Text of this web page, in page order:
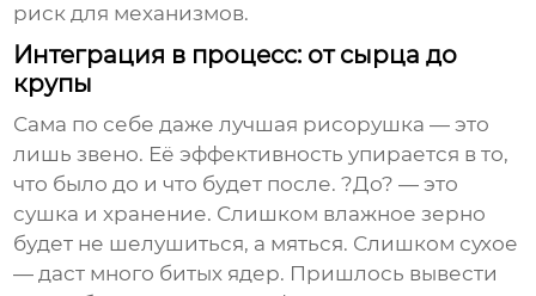
риск для механизмов.
Интеграция в процесс: от сырца до
крупы
Сама по себе даже лучшая рисорушка — это
лишь звено. Её эффективность упирается в то,
что было до и что будет после. ?До? — это
сушка и хранение. Слишком влажное зерно
будет не шелушиться, а мяться. Слишком сухое
— даст много битых ядер. Пришлось вывести